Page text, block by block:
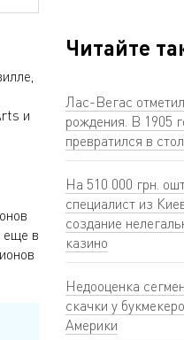
и
еще в
Читайте
Лас-Вегас
рождения. В 1905
превратился в
На 510 000 грн.
специалист из
создание
казино
Недооценка
скачки у
Америки